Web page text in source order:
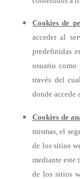
Cookies de
acceder al
predefinidas
usuario
través del
donde accede
Cookies de
mismas, el
de los sitios
mediante este
de los sitios